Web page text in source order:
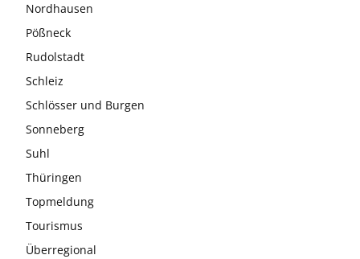
Nordhausen
Pößneck
Rudolstadt
Schleiz
Schlösser und Burgen
Sonneberg
Suhl
Thüringen
Topmeldung
Tourismus
Überregional